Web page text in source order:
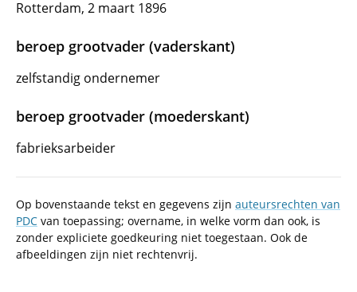
Rotterdam, 2 maart 1896
beroep grootvader (vaderskant)
zelfstandig ondernemer
beroep grootvader (moederskant)
fabrieksarbeider
Op bovenstaande tekst en gegevens zijn auteursrechten van
PDC van toepassing; overname, in welke vorm dan ook, is
zonder expliciete goedkeuring niet toegestaan. Ook de
afbeeldingen zijn niet rechtenvrij.